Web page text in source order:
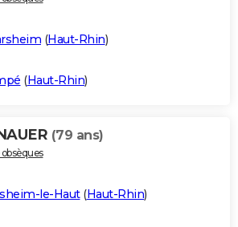
(Haut-Rhin)
(Haut-Rhin)
(79 ans)
le-Haut(Haut-Rhin)